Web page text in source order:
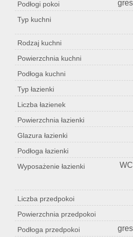
Podłogi pokoi
Typ kuchni
Rodzaj kuchni
Powierzchnia kuchni
Podłoga kuchni
Typ łazienki
Liczba łazienek
Powierzchnia łazienki
Glazura łazienki
Podłoga łazienki
Wyposażenie łazienki
Liczba przedpokoi
Powierzchnia przedpokoi
Podłoga przedpokoi